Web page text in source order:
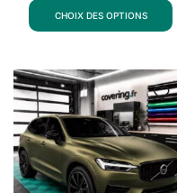
CHOIX DES OPTIONS